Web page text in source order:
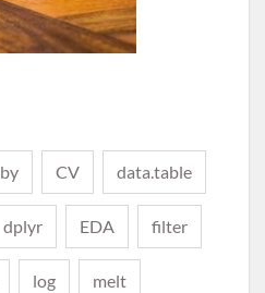
by CV data.table
dplyr EDA filter
log melt